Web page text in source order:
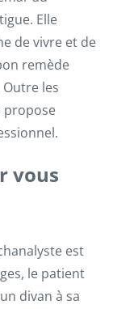
Elle
de vivre et de
remède
les
propose
vous
est
le patient
divan à sa